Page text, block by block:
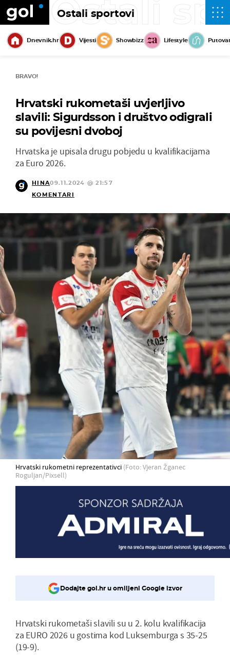
Ostali sportovi
Ostali
Dnevnik.hr Vijesti Showbizz Lifestyle
BRAVO!
Hrvatski rukometaši uvjerljivo
slavili: Sigurdsson i društvo odigrali
su povijesni dvoboj
Hrvatska je upisala drugu pobjedu u kvalifikacijama
za Euro 2026.
HINA09.11.2024 @ 21:57
KOMENTARI
Hrvatski rukometni reprezentativci (Foto: Vjeran Žganec
Roguljan/Pixsell)
Dodajte gol.hr u omiljeni Google izvor
Hrvatski rukometaši slavili su u 2. kolu kvalifikacija
za EURO 2026 u gostima kod Luksemburga s 35-25
(19-9).